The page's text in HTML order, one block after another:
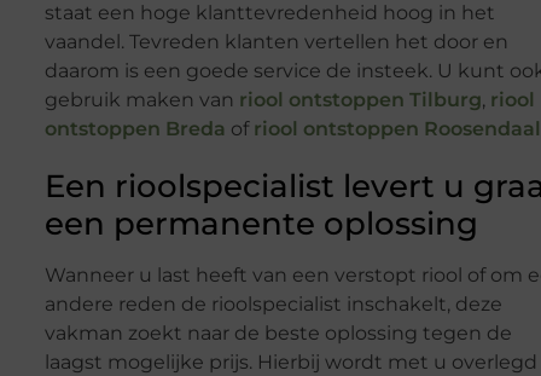
staat een hoge klanttevredenheid hoog in het
vaandel. Tevreden klanten vertellen het door en
daarom is een goede service de insteek. U kunt
gebruik maken van riool ontstoppen Tilburg, riool
ontstoppen Breda of riool ontstoppen Roosendaal
Een rioolspecialist levert u
een permanente oplossing
Wanneer u last heeft van een verstopt riool of om
andere reden de rioolspecialist inschakelt, deze
vakman zoekt naar de beste oplossing tegen de
laagst mogelijke prijs. Hierbij wordt met u overlegd